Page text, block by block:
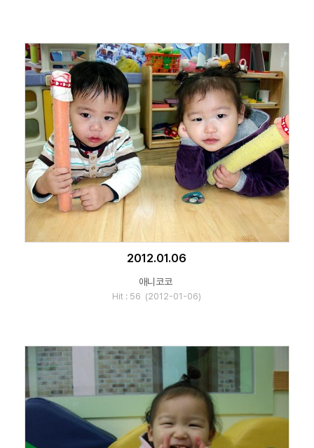
2012.01.06
애니코코
Hit : 56 (2012-01-06)